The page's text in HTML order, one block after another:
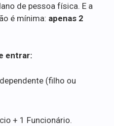
de pessoa física. E a
é mínima: apenas 2
entrar:
(filho ou
+ 1 Funcionário.